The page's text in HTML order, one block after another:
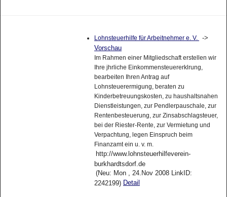
Lohnsteuerhilfe für Arbeitnehmer e. V.
->
Vorschau
Im Rahmen einer Mitgliedschaft erstellen wir
Ihre jhrliche Einkommensteuererklrung,
bearbeiten Ihren Antrag auf
Lohnsteuerermigung, beraten zu
Kinderbetreuungskosten, zu haushaltsnahen
Dienstleistungen, zur Pendlerpauschale, zur
Rentenbesteuerung, zur Zinsabschlagsteuer,
bei der Riester-Rente, zur Vermietung und
Verpachtung, legen Einspruch beim
Finanzamt ein u. v. m.
http://www.lohnsteuerhilfeverein-
burkhardtsdorf.de
(Neu: Mon , 24.Nov 2008 LinkID:
2242199) Detail